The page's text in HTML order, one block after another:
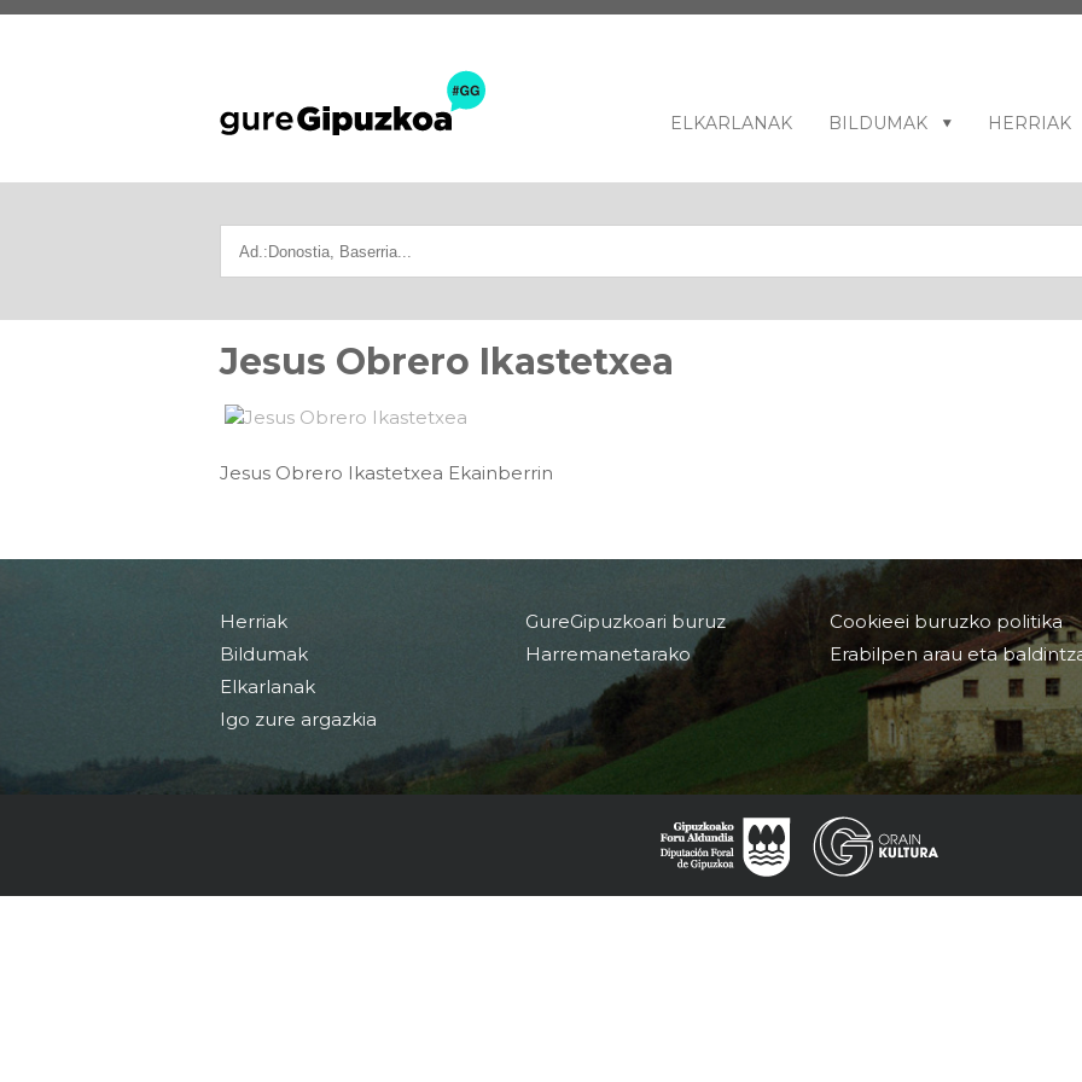
ELKARLANAK BILDUMAK HERRIAK
Jesus Obrero Ikastetxea
Jesus Obrero Ikastetxea Ekainberrin
Herriak
Bildumak
Elkarlanak
Igo zure argazkia
GureGipuzkoari buruz
Harremanetarako
Cookieei buruzko politika
Erabilpen arau eta